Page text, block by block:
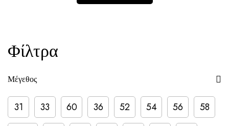
Φίλτρα
Μέγεθος
31 33 60 36 52 54 56
58